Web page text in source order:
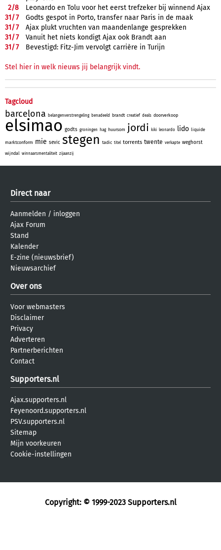
2/8
Leonardo en Tolu voor het eerst trefzeker bij winnend Ajax
31/7
Godts gespot in Porto, transfer naar Paris in de maak
31/7
Ajax plukt vruchten van maandenlange gesprekken
31/7
Vanuit het niets kondigt Ajax ook Brandt aan
31/7 Bevestigd: Fitz-Jim vervolgt carrière in Turijn
Stel hier in welk nieuws jij belangrijk vindt.
Tagcloud
barcelona belangenverstrengeling benadeeld brandt creatief deals doorverkoop
elsimao godts groningen hag huursom jordi kiki leonardo lido liquide
marktconform mie sevic stegen tadic titel torrents twente verkapte weghorst
wijndal winnaarsmentaliteit zijaanzij
Direct naar
Aanmelden / inloggen
Ajax Forum
Stand
Kalender
E-zine (nieuwsbrief)
Nieuwsarchief
Over ons
Voor webmasters
Disclaimer
Privacy
Adverteren
Partnerberichten
Contact
Supporters.nl
Ajax.supporters.nl
Feyenoord.supporters.nl
PSV.supporters.nl
Sitemap
Mijn voorkeuren
Cookie-instellingen
Copyright: © 1999-2023 Supporters.nl